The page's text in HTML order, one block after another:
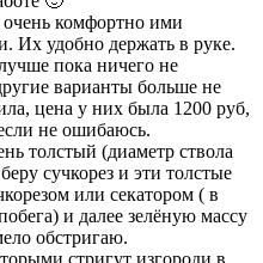
очень комфортно ими
Их удобно держать в руке.
пока ничего не
варианты больше не
цена у них была 1200 руб,
не ошибаюсь.
толстый (диаметр ствола
сучкорез и эти толстые
или секатором ( в
и далее зелёную массу
обстригаю.